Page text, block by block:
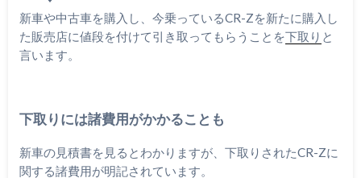
新車や中古車を購入し、今乗っているCR-Zを新たに購入し
た販売店に値段を付けて引き取ってもらうことを下取り と
言います。
下取りには諸費用がかかることも
新車の見積書を見るとわかりますが、下取りされたCR-Zに
関する諸費用が明記されています。